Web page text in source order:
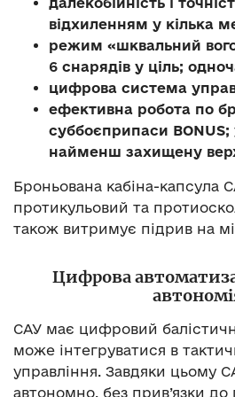
відхиленням у кілька
режим «шквальний
6 снарядів у ціль;
цифрова система
ефективна робота по
суббоєприпаси
найменш захищену
Броньована кабіна-капсула
протикульовий та
також витримує підрив на
Цифрова
САУ має цифровий
може інтегруватися в
управління. Завдяки цьому
автономно, без прив’язки до